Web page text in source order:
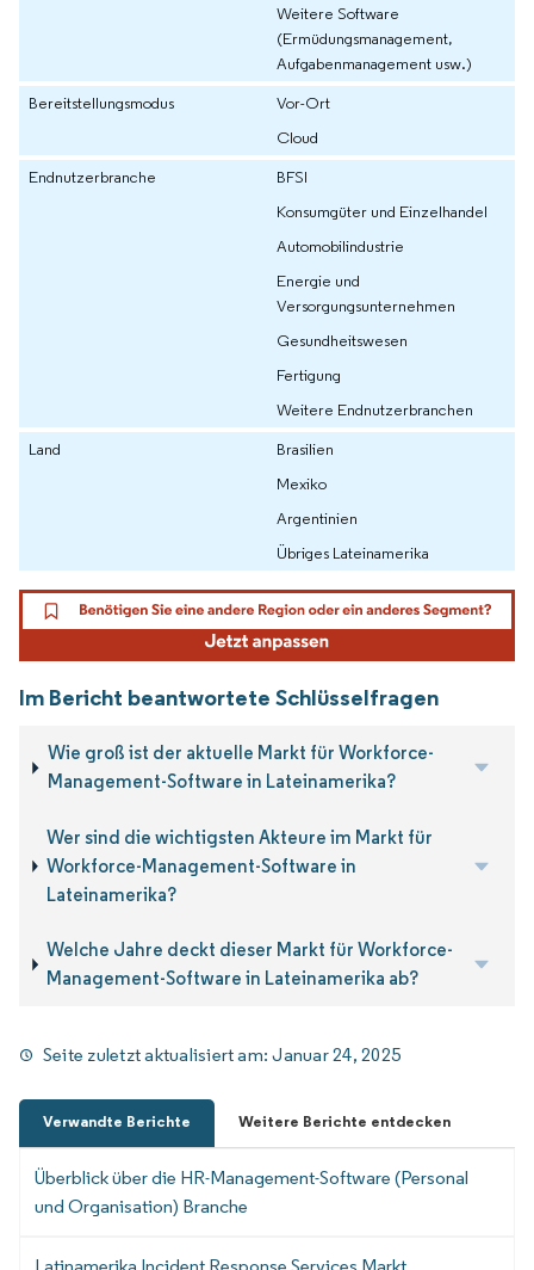
Weitere Software
(Ermüdungsmanagement,
Aufgabenmanagement usw.)
Bereitstellungsmodus
Vor-Ort
Cloud
Endnutzerbranche
BFSI
Konsumgüter und Einzelhandel
Automobilindustrie
Energie und
Versorgungsunternehmen
Gesundheitswesen
Fertigung
Weitere Endnutzerbranchen
Land
Brasilien
Mexiko
Argentinien
Übriges Lateinamerika
Im Bericht beantwortete Schlüsselfragen
Wie groß ist der aktuelle Markt für Workforce-
Management-Software in Lateinamerika?
Wer sind die wichtigsten Akteure im Markt für
Workforce-Management-Software in
Lateinamerika?
Welche Jahre deckt dieser Markt für Workforce-
Management-Software in Lateinamerika ab?
Seite zuletzt aktualisiert am:Januar 24, 2025
Verwandte Berichte Weitere Berichte entdecken
Überblick über die HR-Management-Software (Personal
und Organisation) Branche